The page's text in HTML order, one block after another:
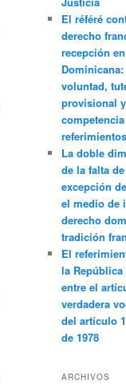
El référé
derecho
recepción
voluntad,
provisional
referimientos
La doble
de la falta
excepción
el medio de
derecho
tradición
El
la
entre el
verdadera
del artículo
de 1978
ARCHIVOS